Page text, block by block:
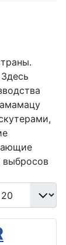
выбросов
во строк: